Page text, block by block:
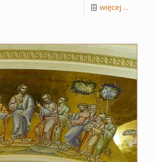
więcej ...